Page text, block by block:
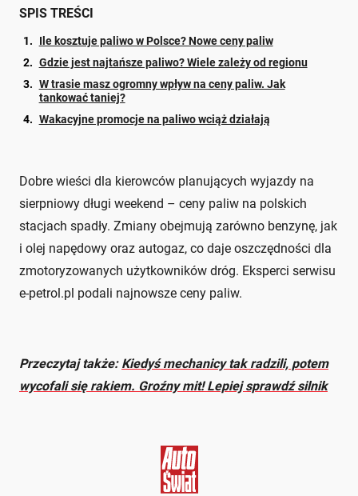
SPIS TREŚCI
Ile kosztuje paliwo w Polsce? Nowe ceny paliw
Gdzie jest najtańsze paliwo? Wiele zależy od regionu
W trasie masz ogromny wpływ na ceny paliw. Jak
tankować taniej?
Wakacyjne promocje na paliwo wciąż działają
Dobre wieści dla kierowców planujących wyjazdy na
sierpniowy długi weekend – ceny paliw na polskich
stacjach spadły. Zmiany obejmują zarówno benzynę, jak
i olej napędowy oraz autogaz, co daje oszczędności dla
zmotoryzowanych użytkowników dróg. Eksperci serwisu
e-petrol.pl podali najnowsze ceny paliw.
Przeczytaj także: Kiedyś mechanicy tak radzili, potem
wycofali się rakiem. Groźny mit! Lepiej sprawdź silnik